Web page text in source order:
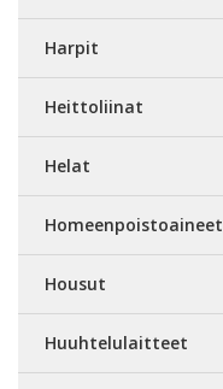
Harpit
Heittoliinat
Helat
Homeenpoistoaineet
Housut
Huuhtelulaitteet